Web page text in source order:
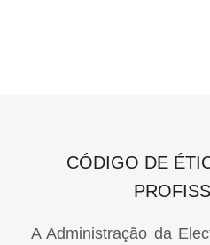
CÓDIGO DE
A Administração da